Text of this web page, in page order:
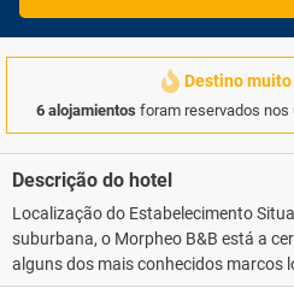
Destino
6 alojamientos foram reservados
Descrição do hotel
Localização do Estabelecimento
suburbana, o Morpheo B&B está a
alguns dos mais conhecidos marcos